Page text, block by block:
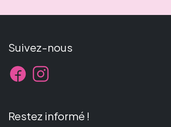
Suivez-nous
Restez informé !